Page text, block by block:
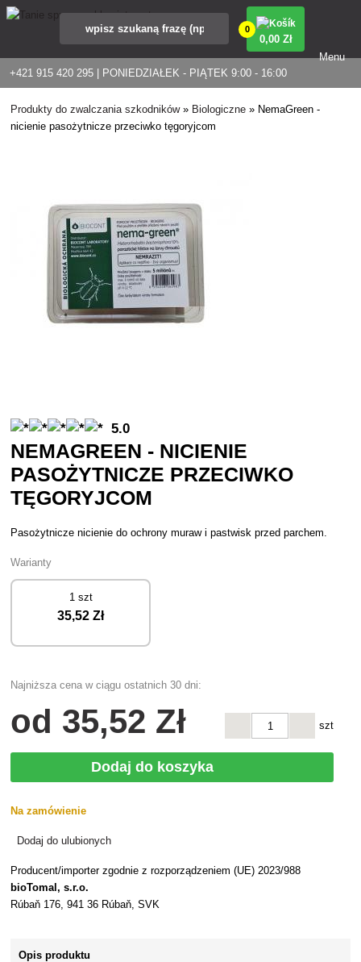
+421 915 420 295 | PONIEDZIAŁEK - PIĄTEK 9:00 - 16:00
0
0,00 Zł
Menu
Produkty do zwalczania szkodników» Biologiczne » NemaGreen -
nicienie pasożytnicze przeciwko tęgoryjcom
5.0
NEMAGREEN - NICIENIE
PASOŻYTNICZE PRZECIWKO
TĘGORYJCOM
Pasożytnicze nicienie do ochrony muraw i pastwisk przed parchem.
Warianty
1 szt
35,52 Zł
Najniższa cena w ciągu ostatnich 30 dni:
od 35,52 Zł szt
Dodaj do koszyka
Na zamówienie
Dodaj do ulubionych
Producent/importer zgodnie z rozporządzeniem (UE) 2023/988
bioTomal, s.r.o.
Rúbaň 176, 941 36 Rúbaň, SVK
Opis produktu